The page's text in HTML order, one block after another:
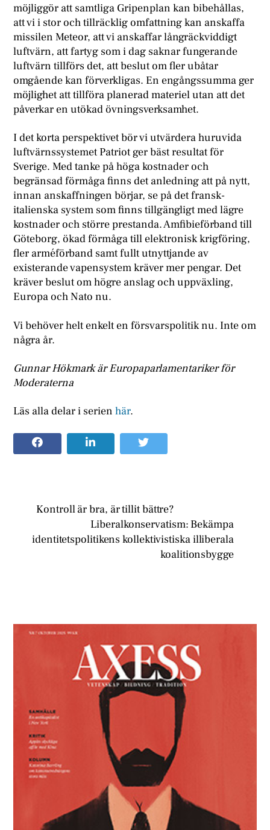
möjliggör att samtliga Gripenplan kan bibehållas,
att vi i stor och tillräcklig omfattning kan anskaffa
missilen Meteor, att vi anskaffar långräckviddigt
luftvärn, att fartyg som i dag saknar fungerande
luftvärn tillförs det, att beslut om fler ubåtar
omgående kan förverkligas. En engångssumma ger
möjlighet att tillföra planerad materiel utan att det
påverkar en utökad övningsverksamhet.
I det korta perspektivet bör vi utvärdera huruvida
luftvärnssystemet Patriot ger bäst resultat för
Sverige. Med tanke på höga kostnader och
begränsad förmåga finns det anledning att på nytt,
innan anskaffningen börjar, se på det fransk-
italienska system som finns tillgängligt med lägre
kostnader och större prestanda. Amfibieförband till
Göteborg, ökad förmåga till elektronisk krigföring,
fler arméförband samt fullt utnyttjande av
existerande vapensystem kräver mer pengar. Det
kräver beslut om högre anslag och uppväxling,
Europa och Nato nu.
Vi behöver helt enkelt en försvarspolitik nu. Inte om
några år.
Gunnar Hökmark är Europaparlamentariker för
Moderaterna
Läs alla delar i serienhär.
Kontroll är bra, är tillit bättre?
Liberalkonservatism: Bekämpa
identitetspolitikens kollektivistiska illiberala
koalitionsbygge